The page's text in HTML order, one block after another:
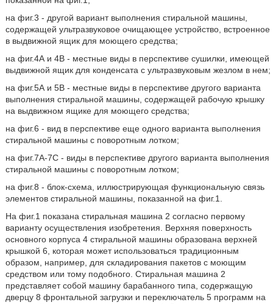
на фиг.3 - другой вариант выполнения стиральной машины,
содержащей ультразвуковое очищающее устройство, встроенное
в выдвижной ящик для моющего средства;
на фиг.4А и 4В - местные виды в перспективе сушилки, имеющей
выдвижной ящик для конденсата с ультразвуковым жезлом в нем;
на фиг.5А и 5В - местные виды в перспективе другого варианта
выполнения стиральной машины, содержащей рабочую крышку
на выдвижном ящике для моющего средства;
на фиг.6 - вид в перспективе еще одного варианта выполнения
стиральной машины с поворотным лотком;
на фиг.7А-7С - виды в перспективе другого варианта выполнения
стиральной машины с поворотным лотком;
на фиг.8 - блок-схема, иллюстрирующая функциональную связь
элементов стиральной машины, показанной на фиг.1.
На фиг.1 показана стиральная машина 2 согласно первому
варианту осуществления изобретения. Верхняя поверхность
основного корпуса 4 стиральной машины образована верхней
крышкой 6, которая может использоваться традиционным
образом, например, для складирования пакетов с моющим
средством или тому подобного. Стиральная машина 2
представляет собой машину барабанного типа, содержащую
дверцу 8 фронтальной загрузки и переключатель 5 программ на